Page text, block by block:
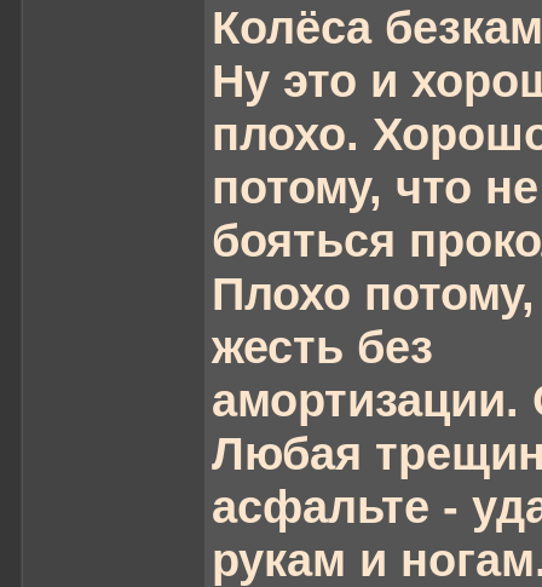
Колёса
Ну это и
плохо.
потому, что
бояться
Плохо потому,
жесть без
амортизации.
Любая
асфальте -
рукам и